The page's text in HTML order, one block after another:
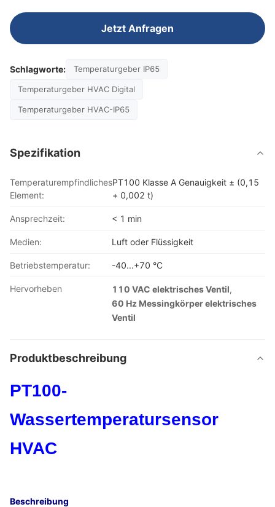
Jetzt Anfragen
Schlagworte: Temperaturgeber IP65
Temperaturgeber HVAC Digital
Temperaturgeber HVAC-IP65
Spezifikation
Temperaturempfindliches
Element:
PT100 Klasse A Genauigkeit ± (0,15
+ 0,002 t)
Ansprechzeit: < 1 min
Medien: Luft oder Flüssigkeit
Betriebstemperatur: -40...+70 °C
Hervorheben 110 VAC elektrisches Ventil,
60 Hz Messingkörper elektrisches
Ventil
Produktbeschreibung
PT100-
Wassertemperatursensor
HVAC
Beschreibung